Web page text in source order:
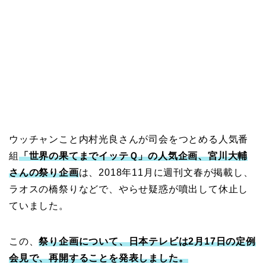
ウッチャンこと内村光良さんが司会をつとめる人気番
組「世界の果てまでイッテＱ」の人気企画、宮川大輔
さんの祭り企画は、2018年11月に週刊文春が掲載し、
ラオスの橋祭りなどで、やらせ疑惑が噴出して休止し
ていました。
この、祭り企画について、日本テレビは2月17日の定例
会見で、再開することを発表しました。